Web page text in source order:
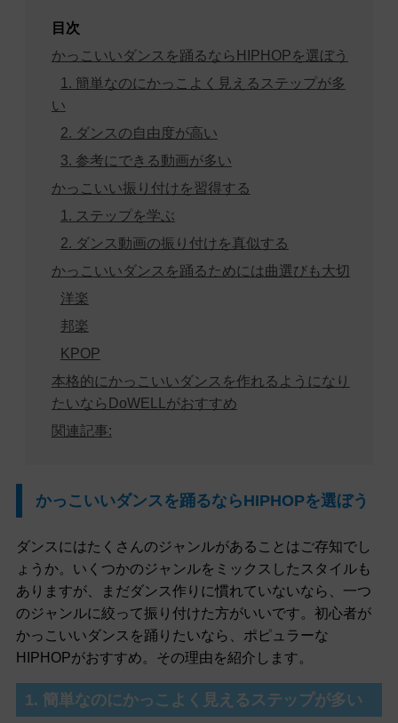
目次
かっこいいダンスを踊るならHIPHOPを選ぼう
1. 簡単なのにかっこよく見えるステップが多
い
2. ダンスの自由度が高い
3. 参考にできる動画が多い
かっこいい振り付けを習得する
1. ステップを学ぶ
2. ダンス動画の振り付けを真似する
かっこいいダンスを踊るためには曲選びも大切
洋楽
邦楽
KPOP
本格的にかっこいいダンスを作れるようになり
たいならDoWELLがおすすめ
関連記事:
かっこいいダンスを踊るならHIPHOPを選ぼう
ダンスにはたくさんのジャンルがあることはご存知でし
ょうか。いくつかのジャンルをミックスしたスタイルも
ありますが、まだダンス作りに慣れていないなら、一つ
のジャンルに絞って振り付けた方がいいです。初心者が
かっこいいダンスを踊りたいなら、ポピュラーな
HIPHOPがおすすめ。その理由を紹介します。
1. 簡単なのにかっこよく見えるステップが多い